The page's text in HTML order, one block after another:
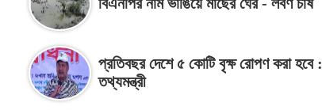
প্রতিবছর দেশে ৫ কোটি বৃক্ষ রোপণ করা হবে :
তথ্যমন্ত্রী